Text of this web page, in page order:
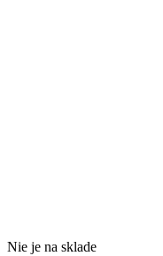
Nie je na sklade